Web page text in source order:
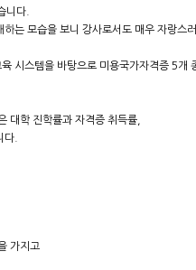
니다.
는 모습을 보니 강사로서도 매우 자랑스
시스템을 바탕으로 미용국가자격증 5
대학 진학률과 자격증 취득률,
다.
가지고